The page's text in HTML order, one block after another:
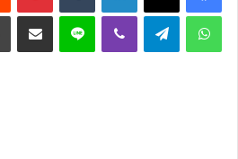
واتساب تيلقرام لاين